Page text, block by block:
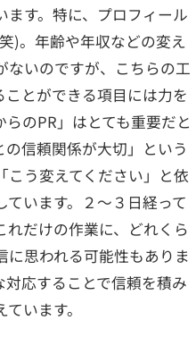
ます。特に、プロフィール
)。年齢や年収などの変え
ないのですが、こちらの工
とができる項目には力を
のPR」はとても重要だと
信頼関係が大切」という
う変えてください」と依
います。２～３日経って
だけの作業に、どれくら
思われる可能性もありま
応することで信頼を積み
います。